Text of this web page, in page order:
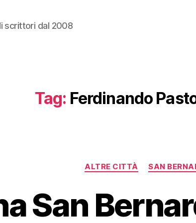
scrittori dal 2008
Tag: Ferdinando
ALTRE CITTÀ SAN
San